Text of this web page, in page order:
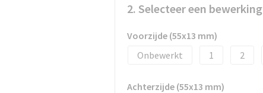
2. Selecteer een bewerking
Voorzijde (55x13 mm)
Onbewerkt
1 2
Achterzijde (55x13 mm)